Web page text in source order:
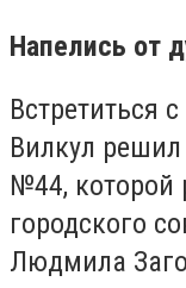
Напелись от
Встретиться
Вилкул
№44, которой
городского
Людмила